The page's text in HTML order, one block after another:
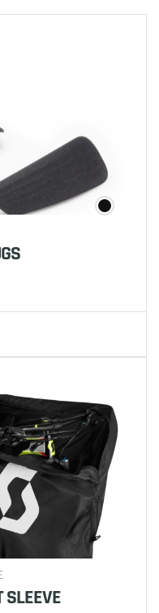
SLEEVE